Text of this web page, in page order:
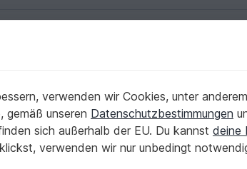
häkeln PDF
verwenden wir Cookies, unter
gemäß unseren Datenschutzbestimmungen
sich außerhalb der EU. Du kannst deine
verwenden wir nur unbedingt